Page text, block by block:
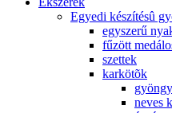
Egyedi készítésû
egyszerű
fűzött
szettek
karkötõk
neves